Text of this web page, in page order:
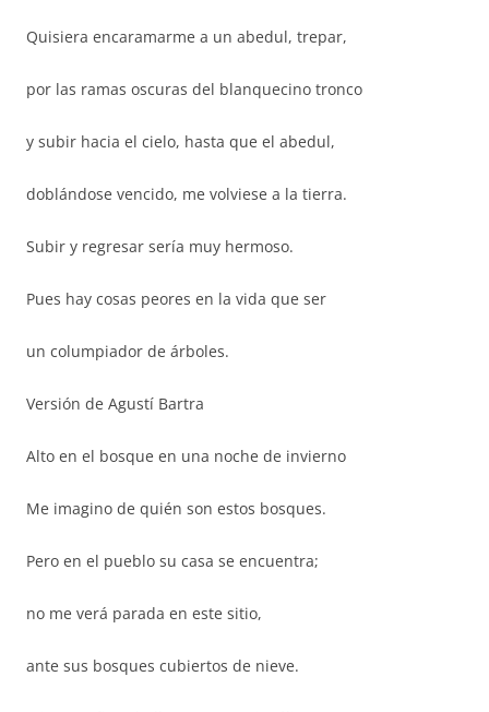
Quisiera encaramarme a un abedul, trepar,
por las ramas oscuras del blanquecino tronco
y subir hacia el cielo, hasta que el abedul,
doblándose vencido, me volviese a la tierra.
Subir y regresar sería muy hermoso.
Pues hay cosas peores en la vida que ser
un columpiador de árboles.
Versión de Agustí Bartra
Alto en el bosque en una noche de invierno
Me imagino de quién son estos bosques.
Pero en el pueblo su casa se encuentra;
no me verá parada en este sitio,
ante sus bosques cubiertos de nieve.